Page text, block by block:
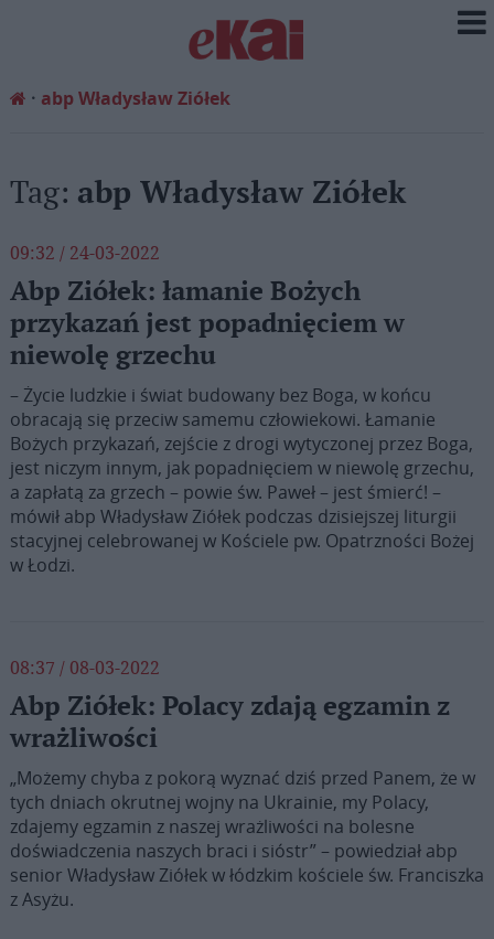
abp Władysław Ziółek
Tag: abp Władysław Ziółek
09:32 / 24-03-2022
Abp Ziółek: łamanie Bożych
przykazań jest popadnięciem w
niewolę grzechu
– Życie ludzkie i świat budowany bez Boga, w końcu
obracają się przeciw samemu człowiekowi. Łamanie
Bożych przykazań, zejście z drogi wytyczonej przez Boga,
jest niczym innym, jak popadnięciem w niewolę grzechu,
a zapłatą za grzech – powie św. Paweł – jest śmierć! –
mówił abp Władysław Ziółek podczas dzisiejszej liturgii
stacyjnej celebrowanej w Kościele pw. Opatrzności Bożej
w Łodzi.
08:37 / 08-03-2022
Abp Ziółek: Polacy zdają egzamin z
wrażliwości
„Możemy chyba z pokorą wyznać dziś przed Panem, że w
tych dniach okrutnej wojny na Ukrainie, my Polacy,
zdajemy egzamin z naszej wrażliwości na bolesne
doświadczenia naszych braci i sióstr” – powiedział abp
senior Władysław Ziółek w łódzkim kościele św. Franciszka
z Asyżu.